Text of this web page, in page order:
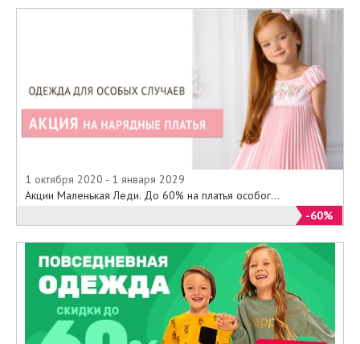
1 октября 2020 - 1 января 2029
Акции Маленькая Леди. До 60% на платья особог...
-60%